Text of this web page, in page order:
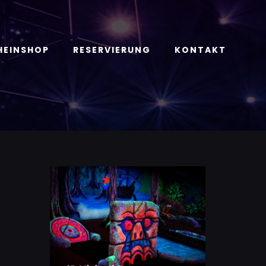
RESERVIERUNG KONTAKT